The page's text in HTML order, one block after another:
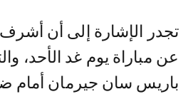
تجدر الإشارة إلى أن
عن مباراة يوم غد الأحد،
باريس سان جيرمان أمام